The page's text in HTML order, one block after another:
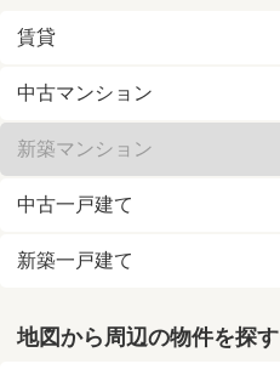
賃貸
中古マンション
新築マンション
中古一戸建て
新築一戸建て
地図から周辺の物件を探す